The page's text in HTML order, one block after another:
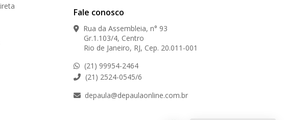
Fale conosco
Rua da Assembleia, n° 93
Gr.1.103/4, Centro
Rio de Janeiro, RJ, Cep. 20.011-001
(21) 99954-2464
(21) 2524-0545/6
depaula@depaulaonline.com.br